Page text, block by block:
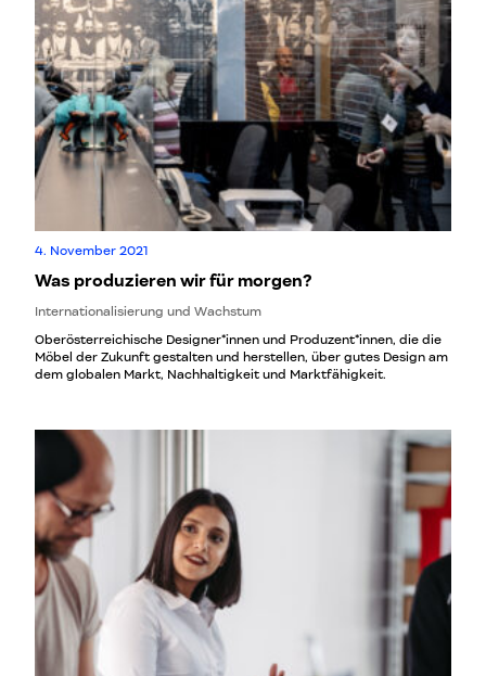
4. November 2021
Was produzieren wir für morgen?
Internationalisierung und Wachstum
Oberösterreichische Designer*innen und Produzent*innen, die die
Möbel der Zukunft gestalten und herstellen, über gutes Design am
dem globalen Markt, Nachhaltigkeit und Marktfähigkeit.